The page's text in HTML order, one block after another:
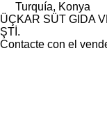
Turquía, Konya
ÜÇKAR SÜT GIDA
ŞTİ.
Contacte con el